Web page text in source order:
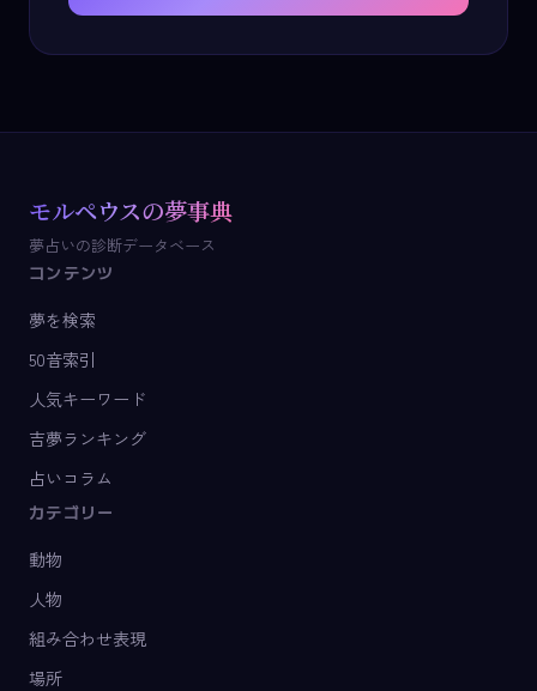
モルペウスの夢事典
夢占いの診断データベース
コンテンツ
夢を検索
50音索引
人気キーワード
吉夢ランキング
占いコラム
カテゴリー
動物
人物
組み合わせ表現
場所